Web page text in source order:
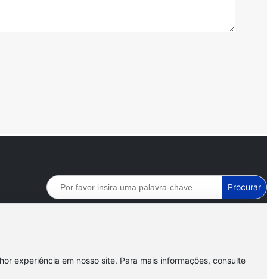
Procurar
experiência em nosso site. Para mais informações, consulte